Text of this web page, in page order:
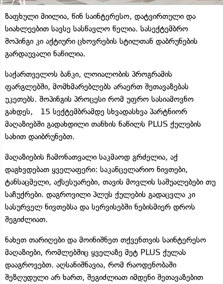
ზაფხული მიილია, წინ საინტერესო, დატვირთული და
სიახლეებით სავსე სასწავლო წელია. სასექტემბრო
შოპინგი კი აქტიური ცხოვრების სტილთან დაბრუნების
გარდაუვალი ნაწილია.
საქართველოს ბანკი, ლოიალობის პროგრამის
ფარგლებში, მომხმარებლებს არაერთ შეთავაზებას
უკეთებს. შოპინგის პროცესი რომ უფრო სასიამოვნო
გახდეს, 15 სექტემბრამდე სხვადასხვა პარტნიორ
მაღაზიებში გადახდილი თანხის ნაწილს PLUS ქულების
სახით დაიბრუნებთ.
მაღაზიების ჩამონათვალი საკმაოდ გრძელია, აქ
დაგხვდებათ ყველაფერი: საკანცელარიო ნივთები,
ტანსაცმელი, აქსესუარები, თავის მოვლის საშუალებები თუ
საჩუქრები. დაგროვილი პლუს ქულების გადაცვლა კი
სასურველ ნივთებსა და სერვისებში ნებისმიერ დროს
შეგიძლიათ.
ნახეთ თარიღები და მოინიშნეთ თქვენთვის საინტერესო
მაღაზიები, რომლებშიც ყველაზე მეტ PLUS ქულას
დააგროვებთ. აღსანიშნავია, რომ რაოდენობაში
შეზღუდული არ ხართ, შეგიძლიათ იმდენი შეთავაზებით